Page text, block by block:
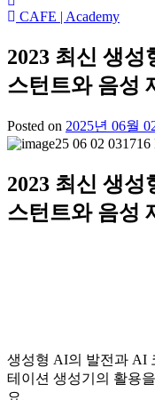
CAFE | Academy
2023 최신 생성
스턴트와 음성
Posted on 2025년 06월
2023 최신 생성
스턴트와 음성
생성형 AI의 발전과 AI
테이션 생성기의 활용
요.